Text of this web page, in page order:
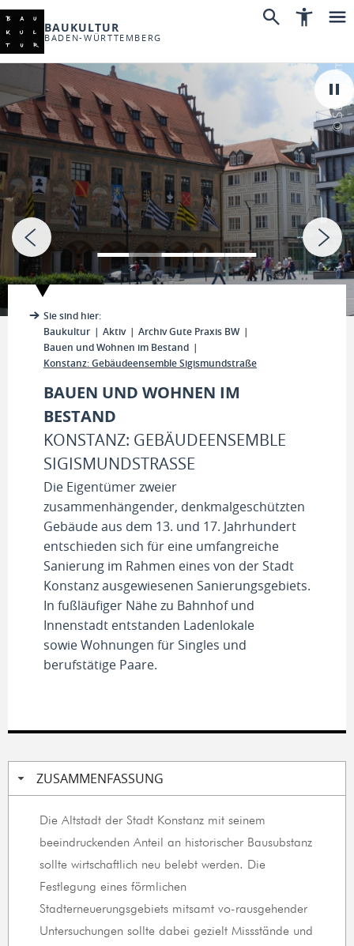
BAUKULTUR
BADEN-WÜRTTEMBERG
© Stadt Ulm
Sie sind hier:
Baukultur
Aktiv
Archiv Gute Praxis BW
Bauen und Wohnen im Bestand
Konstanz: Gebäudeensemble Sigismundstraße
BAUEN UND WOHNEN IM
BESTAND
KONSTANZ: GEBÄUDEENSEMBLE
SIGISMUNDSTRASSE
Die Eigentümer zweier
zusammenhängender, denkmalgeschützten
Gebäude aus dem 13. und 17. Jahrhundert
entschieden sich für eine umfangreiche
Sanierung im Rahmen eines von der Stadt
Konstanz ausgewiesenen Sanierungsgebiets.
In fußläufiger Nähe zu Bahnhof und
Innenstadt entstanden Ladenlokale
sowie Wohnungen für Singles und
berufstätige Paare.
ZUSAMMENFASSUNG
Die Altstadt der Stadt Konstanz mit seinem
beeindruckenden Anteil an historischer Bausubstanz
sollte wirtschaftlich neu belebt werden. Die
Festlegung eines förmlichen
Stadterneuerungsgebiets mitsamt vo-rausgehender
Untersuchungen sollte dabei gezielt Missstände und